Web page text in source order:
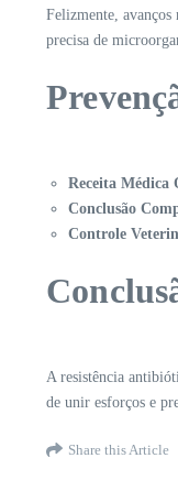
Felizmente,
precisa de
Receita Médica
Conclusão
Controle
A resistência
de unir esforços e
Share this Article